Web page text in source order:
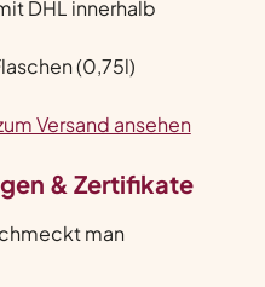
DHL innerhalb
(0,75l)
Versand ansehen
& Zertifikate
man